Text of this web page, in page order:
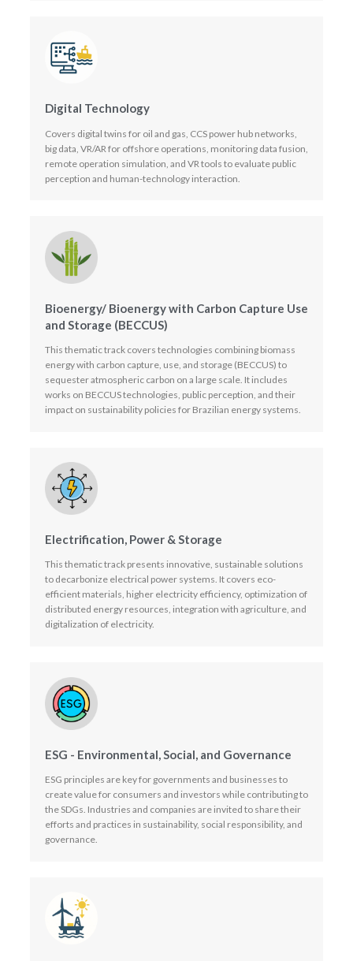
Digital Technology
Covers digital twins for oil and gas, CCS power hub networks,
big data, VR/AR for offshore operations, monitoring data fusion,
remote operation simulation, and VR tools to evaluate public
perception and human-technology interaction.
Bioenergy/ Bioenergy with Carbon Capture Use
and Storage (BECCUS)
This thematic track covers technologies combining biomass
energy with carbon capture, use, and storage (BECCUS) to
sequester atmospheric carbon on a large scale. It includes
works on BECCUS technologies, public perception, and their
impact on sustainability policies for Brazilian energy systems.
Electrification, Power & Storage
This thematic track presents innovative, sustainable solutions
to decarbonize electrical power systems. It covers eco-
efficient materials, higher electricity efficiency, optimization of
distributed energy resources, integration with agriculture, and
digitalization of electricity.
ESG - Environmental, Social, and Governance
ESG principles are key for governments and businesses to
create value for consumers and investors while contributing to
the SDGs. Industries and companies are invited to share their
efforts and practices in sustainability, social responsibility, and
governance.